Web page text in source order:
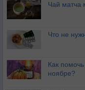
Чай матча
Что не
Как
ноябре?